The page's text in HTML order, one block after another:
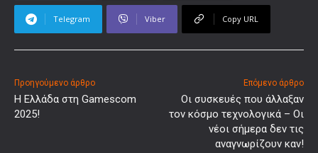
Telegram Viber Copy URL
Προηγούμενο άρθρο
Η Ελλάδα στη Gamescom
2025!
Επόμενο άρθρο
Οι συσκευές που άλλαξαν
τον κόσμο τεχνολογικά – Οι
νέοι σήμερα δεν τις
αναγνωρίζουν καν!